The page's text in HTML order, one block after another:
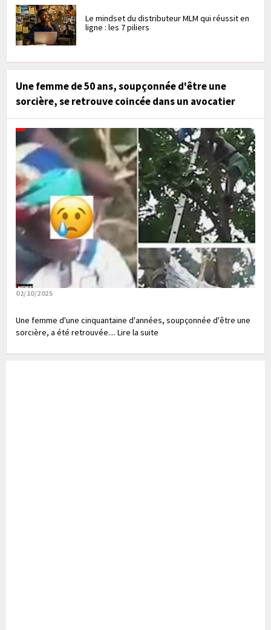
Le mindset du distributeur MLM qui réussit en
ligne : les 7 piliers
Une femme de 50 ans, soupçonnée d'être une
sorcière, se retrouve coincée dans un avocatier
02/10/2025
Une femme d'une cinquantaine d'années, soupçonnée d'être une
sorcière, a été retrouvée.... Lire la suite